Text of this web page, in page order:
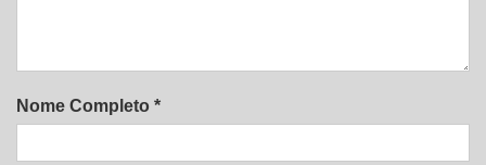
Nome Completo *